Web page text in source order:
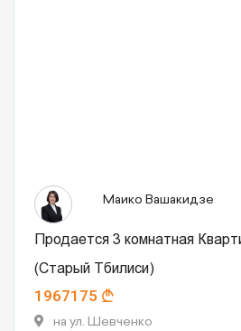
Маико Вашакидзе
Продается 3 комнатная
(Старый Тбилиси)
1967175
на ул. Шевченко